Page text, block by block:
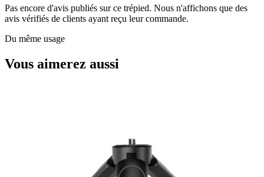
Pas encore d'avis publiés sur ce trépied. Nous n'affichons que des
avis vérifiés de clients ayant reçu leur commande.
Du même usage
Vous aimerez aussi